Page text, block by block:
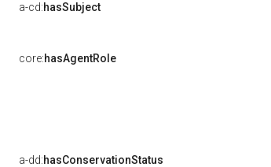
a-cd:hasSubject
core:hasAgentRole
a-dd:hasConservationStatus